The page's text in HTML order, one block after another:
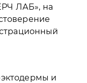
ЛАБ», на
и